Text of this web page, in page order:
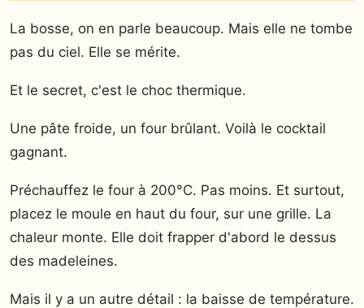
La bosse, on en parle beaucoup. Mais elle ne tombe
pas du ciel. Elle se mérite.
Et le secret, c'est le choc thermique.
Une pâte froide, un four brûlant. Voilà le cocktail
gagnant.
Préchauffez le four à 200°C. Pas moins. Et surtout,
placez le moule en haut du four, sur une grille. La
chaleur monte. Elle doit frapper d'abord le dessus
des madeleines.
Mais il y a un autre détail : la baisse de température.